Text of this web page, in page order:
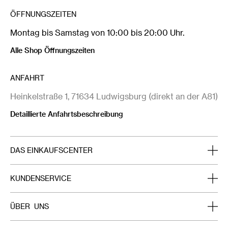
DAS EINKAUFSCENTER
Unsere Shops
KUNDENSERVICE
ÜBER UNS
ÖFFNUNGSZEITEN
Montag bis Samstag von 10:00 bis 20:00 Uhr.
Alle Shop Öffnungszeiten
ANFAHRT
Heinkelstraße 1, 71634 Ludwigsburg (direkt an der A81)
Detaillierte Anfahrtsbeschreibung